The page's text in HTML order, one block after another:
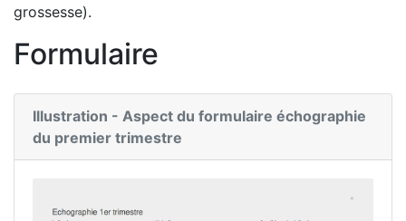
grossesse).
Formulaire
Illustration - Aspect du formulaire échographie
du premier trimestre